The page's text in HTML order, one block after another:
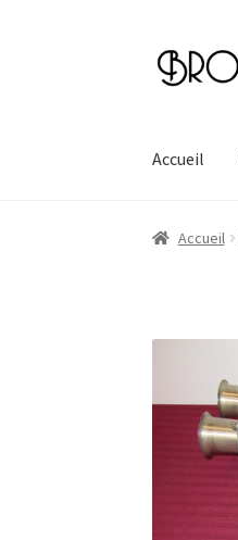
Aller
Aller
au
Accueil
Accueil Cart
Accueil